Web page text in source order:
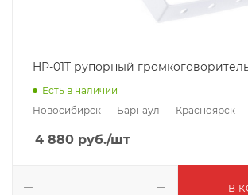
HP-01T рупорный
Есть в наличии
Новосибирск
Барнаул Красноярск
4 880 руб./шт
В